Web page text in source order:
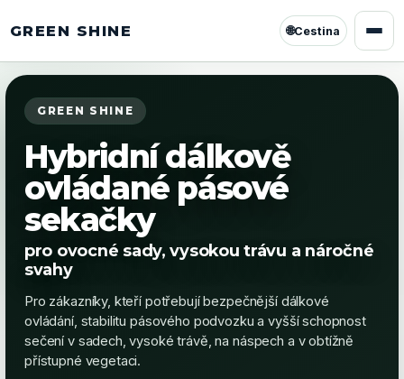
GREEN SHINE 🌐Cestina
GREEN SHINE
Hybridní dálkově
ovládané pásové
sekačky
pro ovocné sady, vysokou trávu a náročné
svahy
Pro zákazníky, kteří potřebují bezpečnější dálkové
ovládání, stabilitu pásového podvozku a vyšší schopnost
sečení v sadech, vysoké trávě, na náspech a v obtížně
přístupné vegetaci.